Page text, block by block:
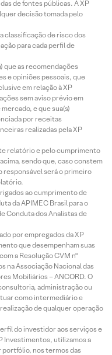
de fontes públicas. A XP
decisão tomada pelo
classificação de risco dos
para cada perfil de
que as recomendações
e opiniões pessoais, que
em relação à XP
sem aviso prévio em
e que sua(s)
por receitas
realizadas pela XP
relatório e pelo cumprimento
sendo que, caso constem
responsável será o primeiro
ao cumprimento de
da APIMEC Brasil para o
Conduta dos Analistas de
por empregados da XP
que desempenham suas
a Resolução CVM nº
na Associação Nacional das
Mobiliários – ANCORD. O
administração ou
como intermediário e
de qualquer operação
do investidor aos serviços e
Investimentos, utilizamos a
portfólio, nos termos das